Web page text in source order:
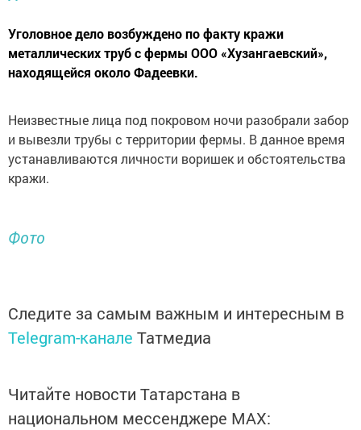
Уголовное дело возбуждено по факту кражи
металлических труб с фермы ООО «Хузангаевский»,
находящейся около Фадеевки.
Неизвестные лица под покровом ночи разобрали забор
и вывезли трубы с территории фермы. В данное время
устанавливаются личности воришек и обстоятельства
кражи.
Фото
Следите за самым важным и интересным в
Telegram-канале Татмедиа
Читайте новости Татарстана в
национальном мессенджере MАХ: